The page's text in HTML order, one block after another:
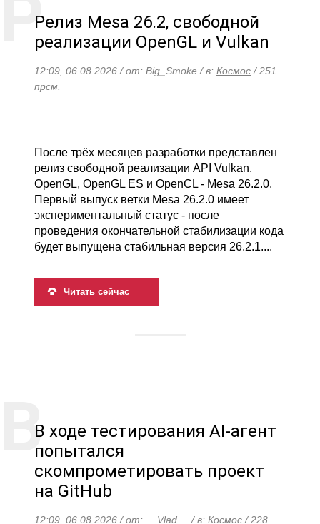
Релиз Mesa 26.2, свободной
реализации OpenGL и Vulkan
12:09, 06.08.2026 / от: Big_Smoke / в: Космос / 251
прсм.
После трёх месяцев разработки представлен
релиз свободной реализации API Vulkan,
OpenGL, OpenGL ES и OpenCL - Mesa 26.2.0.
Первый выпуск ветки Mesa 26.2.0 имеет
экспериментальный статус - после
проведения окончательной стабилизации кода
будет выпущена стабильная версия 26.2.1....
Читать сейчас
В ходе тестирования AI-агент
попытался
скомпрометировать проект
на GitHub
12:09, 06.08.2026 / от: __Vlad__ / в: Космос / 228